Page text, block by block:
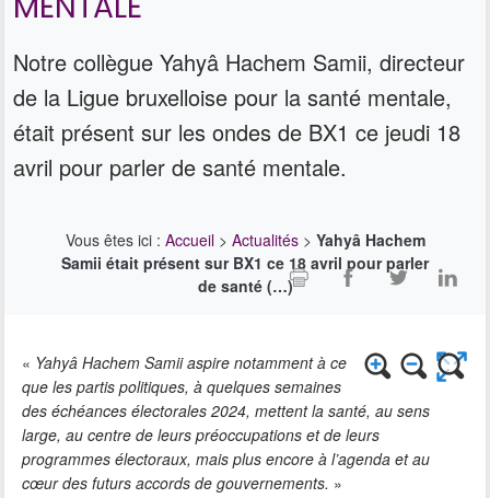
Notre collègue Yahyâ Hachem Samii, directeur
de la Ligue bruxelloise pour la santé mentale,
était présent sur les ondes de BX1 ce jeudi 18
avril pour parler de santé mentale.
Vous êtes ici : Accueil> Actualités> Yahyâ Hachem
Samii était présent sur BX1 ce 18 avril pour parler
de santé (…)
« Yahyâ Hachem Samii aspire notamment à ce
que les partis politiques, à quelques semaines
des échéances électorales 2024, mettent la santé, au sens
large, au centre de leurs préoccupations et de leurs
programmes électoraux, mais plus encore à l’agenda et au
cœur des futurs accords de gouvernements. »